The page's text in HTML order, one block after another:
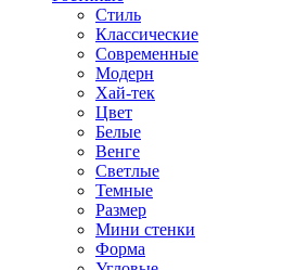
Стиль
Классические
Современные
Модерн
Хай-тек
Цвет
Белые
Венге
Светлые
Темные
Размер
Мини стенки
Форма